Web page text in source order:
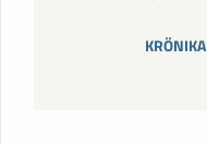
KRÖNIKA